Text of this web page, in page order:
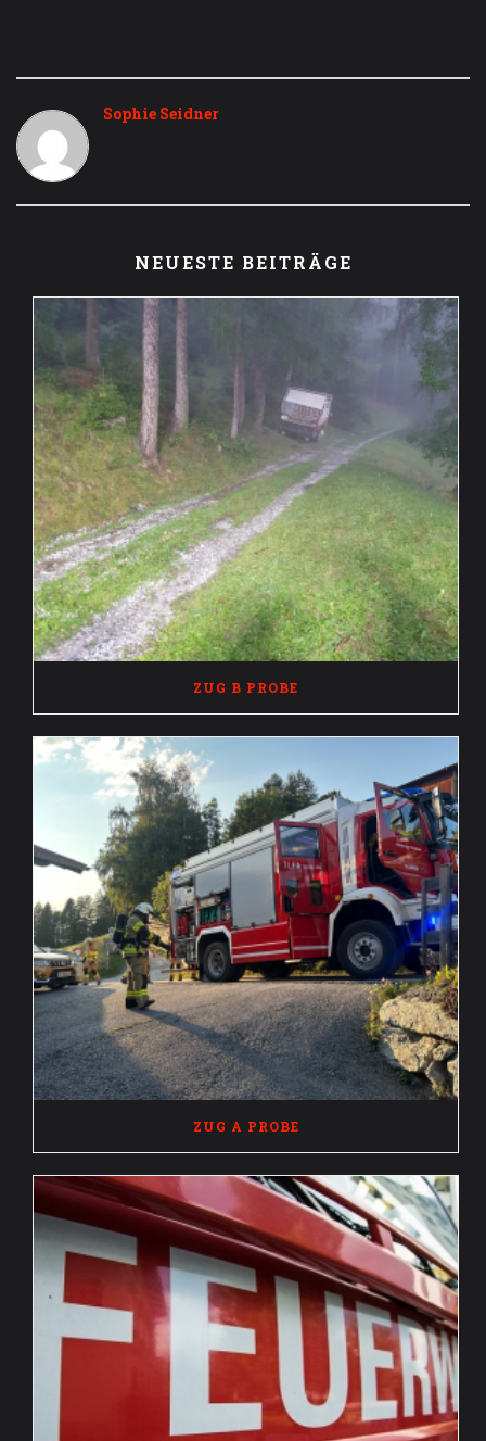
Sophie Seidner
NEUESTE BEITRÄGE
ZUG B PROBE
ZUG A PROBE